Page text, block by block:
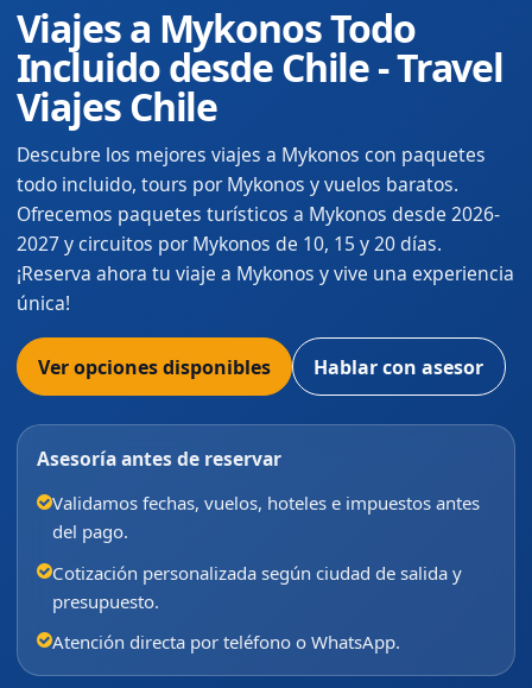
Viajes a Mykonos Todo
Incluido desde Chile - Travel
Viajes Chile
Descubre los mejores viajes a Mykonos con paquetes
todo incluido, tours por Mykonos y vuelos baratos.
Ofrecemos paquetes turísticos a Mykonos desde 2026-
2027 y circuitos por Mykonos de 10, 15 y 20 días.
¡Reserva ahora tu viaje a Mykonos y vive una experiencia
única!
Ver opciones disponibles Hablar con asesor
Asesoría antes de reservar
Validamos fechas, vuelos, hoteles e impuestos antes
del pago.
Cotización personalizada según ciudad de salida y
presupuesto.
Atención directa por teléfono o WhatsApp.